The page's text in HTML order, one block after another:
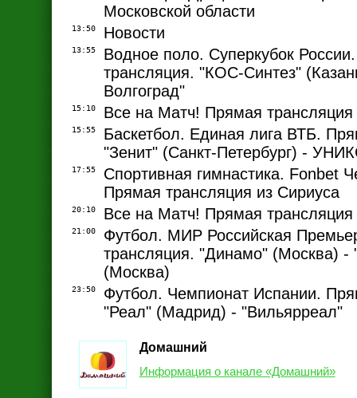
Московской области
13:50 Новости
13:55
Водное поло. Суперкубок
трансляция. "КОС-Синтез"
Волгоград"
15:10 Все на Матч! Прямая трансляция
15:55
Баскетбол. Единая лига ВТБ.
"Зенит" (Санкт-Петербург) -
17:55
Спортивная гимнастика. Fonbet
Прямая трансляция из Сириуса
20:10 Все на Матч! Прямая трансляция
21:00
Футбол. МИР Российская
трансляция. "Динамо" (Москва) -
(Москва)
23:50
Футбол. Чемпионат Испании.
"Реал" (Мадрид) - "Вильярреал"
Домашний
Информация о канале «Домашний»